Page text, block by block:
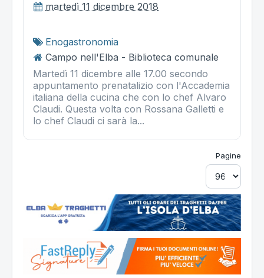
martedì 11 dicembre 2018
Enogastronomia
Campo nell'Elba - Biblioteca comunale
Martedì 11 dicembre alle 17.00 secondo
appuntamento prenatalizio con l'Accademia
italiana della cucina che con lo chef Alvaro
Claudi. Questa volta con Rossana Galletti e
lo chef Claudi ci sarà la...
Pagine